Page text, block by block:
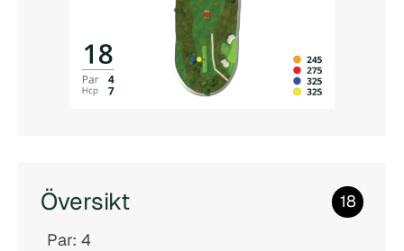
Översikt
18
Par: 4